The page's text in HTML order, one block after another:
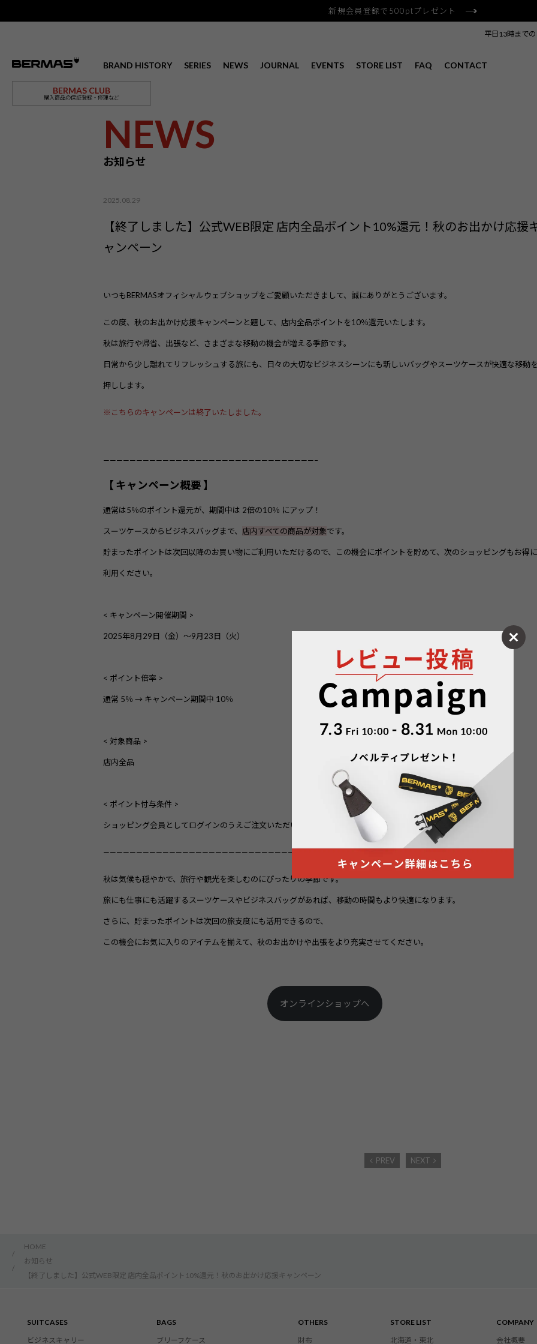
新規会員登録で500ptプレゼント
BRAND HISTORY SERIES NEWS JOURNAL EVENTS STORE LIST FAQ CONTACT
BERMAS CLUB
購入商品の保証登録・修理など
平日13時まで
NEWS
お知らせ
2025.08.29
【終了しました】公式WEB限定 店内全品ポイント10%還元！秋のお出かけ応援
ャンペーン
いつもBERMASオフィシャルウェブショップをご愛顧いただきまして、誠にありがとうございます。
この度、秋のお出かけ応援キャンペーンと題して、店内全品ポイントを10％還元いたします。
秋は旅行や帰省、出張など、さまざまな移動の機会が増える季節です。
日常から少し離れてリフレッシュする旅にも、日々の大切なビジネスシーンにも新しいバッグやスーツケースが快適な移動
押しします。
※こちらのキャンペーンは終了いたしました。
————————————————————————————————–
【 キャンペーン概要 】
通常は5％のポイント還元が、期間中は 2倍の10％ にアップ！
スーツケースからビジネスバッグまで、 店内すべての商品が対象です。
貯まったポイントは次回以降のお買い物にご利用いただけるので、この機会にポイントを貯めて、次のショッピングもお得
利用ください。
< キャンペーン開催期間 >
2025年8月29日（金）～9月23日（火）
< ポイント倍率 >
通常 5％ → キャンペーン期間中 10％
< 対象商品 >
店内全品
< ポイント付与条件 >
ショッピング会員としてログインのうえご注文いただいた場合に限ります
————————————————————————————————–
秋は気候も穏やかで、旅行や観光を楽しむのにぴったりの季節です。
旅にも仕事にも活躍するスーツケースやビジネスバッグがあれば、移動の時間もより快適になります。
さらに、貯まったポイントは次回の旅支度にも活用できるので、
この機会にお気に入りのアイテムを揃えて、秋のお出かけや出張をより充実させてください。
オンラインショップへ
PREV NEXT
HOME
/
お知らせ
/
【終了しました】公式WEB限定 店内全品ポイント10%還元！秋のお出かけ応援キャンペーン
SUITCASES
ビジネスキャリー
BAGS
ブリーフケース
OTHERS
財布
STORE LIST
北海道・東北
COMPANY
会社概要